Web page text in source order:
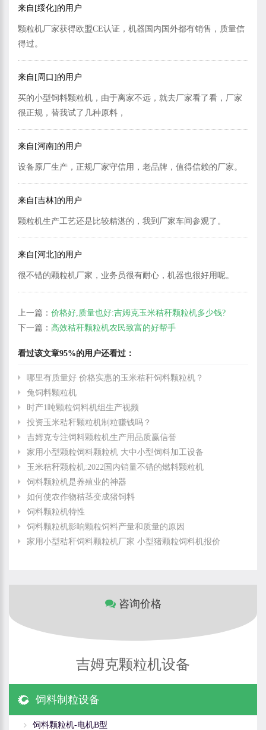
来自[绥化]的用户
颗粒机厂家获得欧盟CE认证，机器国内国外都有销售，质量信
得过。
来自[周口]的用户
买的小型饲料颗粒机，由于离家不远，就去厂家看了看，厂家
很正规，替我试了几种原料，
来自[河南]的用户
设备原厂生产，正规厂家守信用，老品牌，值得信赖的厂家。
来自[吉林]的用户
颗粒机生产工艺还是比较精湛的，我到厂家车间参观了。
来自[河北]的用户
很不错的颗粒机厂家，业务员很有耐心，机器也很好用呢。
上一篇： 价格好,质量也好:吉姆克玉米秸秆颗粒机多少钱?
下一篇： 高效秸秆颗粒机农民致富的好帮手
看过该文章95%的用户还看过：
哪里有质量好 价格实惠的玉米秸秆饲料颗粒机？
兔饲料颗粒机
时产1吨颗粒饲料机组生产视频
投资玉米秸秆颗粒机制粒赚钱吗？
吉姆克专注饲料颗粒机生产用品质赢信誉
家用小型颗粒饲料颗粒机 大中小型饲料加工设备
玉米秸秆颗粒机:2022国内销量不错的燃料颗粒机
饲料颗粒机是养殖业的神器
如何使农作物秸茎变成猪饲料
饲料颗粒机特性
饲料颗粒机影响颗粒饲料产量和质量的原因
家用小型秸秆饲料颗粒机厂家 小型猪颗粒饲料机报价
咨询价格
吉姆克颗粒机设备
饲料制粒设备
饲料颗粒机-电机B型